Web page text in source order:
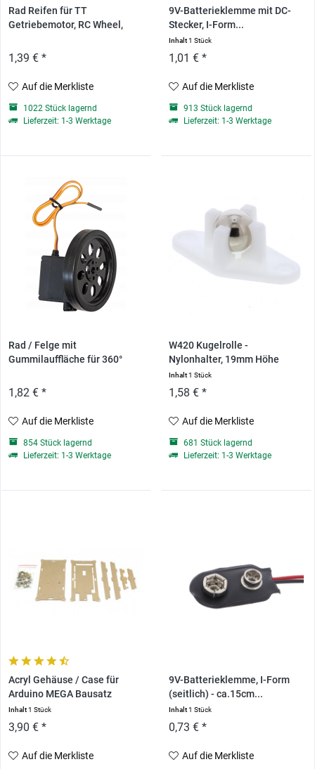
Rad Reifen für TT
Getriebemotor, RC Wheel,
1,39 € *
Auf die Merkliste
1022 Stück lagernd
Lieferzeit: 1-3 Werktage
9V-Batterieklemme mit DC-
Stecker, I-Form...
Inhalt1 Stück
1,01 € *
Auf die Merkliste
913 Stück lagernd
Lieferzeit: 1-3 Werktage
Rad / Felge mit
Gummilauffläche für 360°
1,82 € *
Auf die Merkliste
854 Stück lagernd
Lieferzeit: 1-3 Werktage
W420 Kugelrolle -
Nylonhalter, 19mm Höhe
Inhalt1 Stück
1,58 € *
Auf die Merkliste
681 Stück lagernd
Lieferzeit: 1-3 Werktage
Acryl Gehäuse / Case für
Arduino MEGA Bausatz
Inhalt1 Stück
3,90 € *
Auf die Merkliste
9V-Batterieklemme, I-Form
(seitlich) - ca.15cm...
Inhalt1 Stück
0,73 € *
Auf die Merkliste